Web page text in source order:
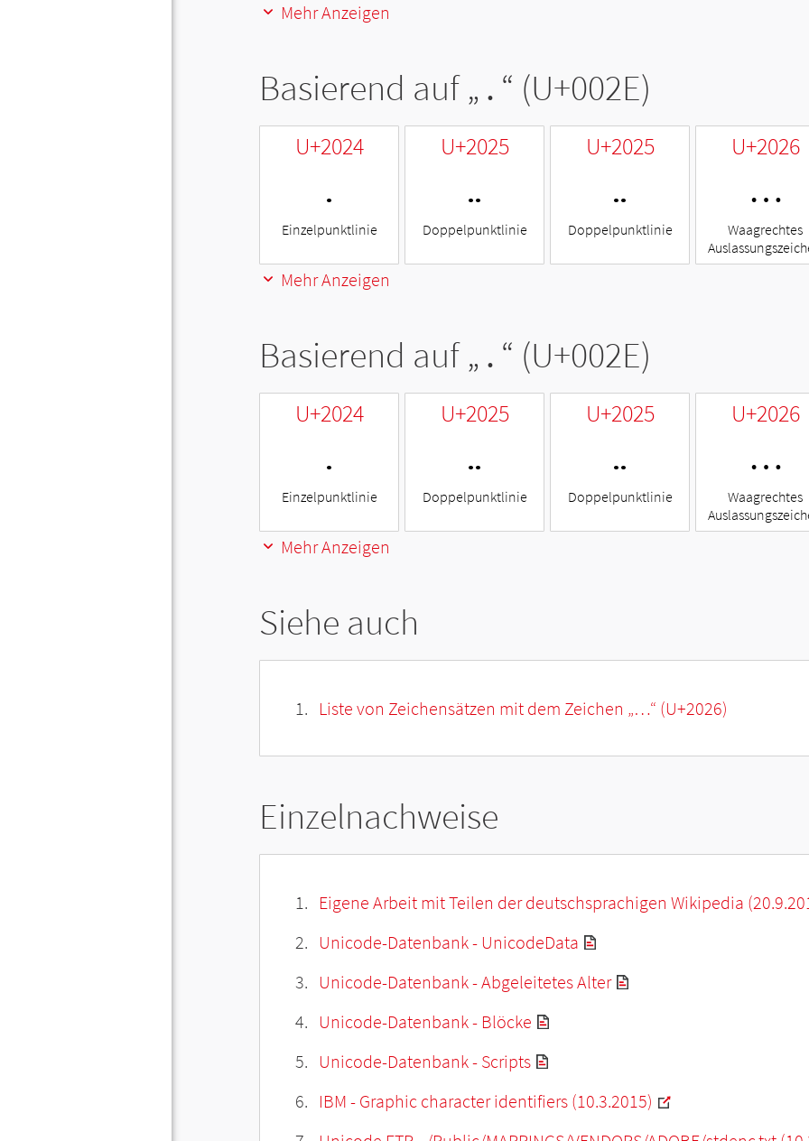
Mehr Anzeigen
Basierend auf „ . “ (U+002E)
U+2024
․
Einzelpunktlinie
U+2025
‥
Doppelpunktlinie
U+2025
‥
Doppelpunktlinie
U+2026
…
Waagrechtes
Mehr Anzeigen
Basierend auf „ . “ (U+002E)
U+2024
․
Einzelpunktlinie
U+2025
‥
Doppelpunktlinie
U+2025
‥
Doppelpunktlinie
U+2026
…
Waagrechtes
Mehr Anzeigen
Siehe auch
Liste von Zeichensätzen mit dem Zeichen „…“ (U+2026)
Einzelnachweise
Eigene Arbeit mit Teilen der deutschsprachigen Wikipedia
Unicode-Datenbank - UnicodeData
Unicode-Datenbank - Abgeleitetes Alter
Unicode-Datenbank - Blöcke
Unicode-Datenbank - Scripts
IBM - Graphic character identifiers (10.3.2015)